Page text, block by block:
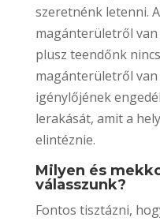
szeretnénk letenni.
magánterületről
plusz teendőnk
magánterületről
igénylőjének
lerakását, amit a
elintéznie.
Milyen és
válasszunk?
Fontos tisztázni,